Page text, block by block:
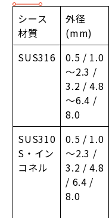
シース
材質
外径
(mm)
SUS316
0.5 / 1.0
～2.3 /
3.2 / 4.8
～6.4 /
8.0
SUS310
S・イン
コネル
0.5 / 1.0
～2.3 /
3.2 / 4.8
/ 6.4 /
8.0